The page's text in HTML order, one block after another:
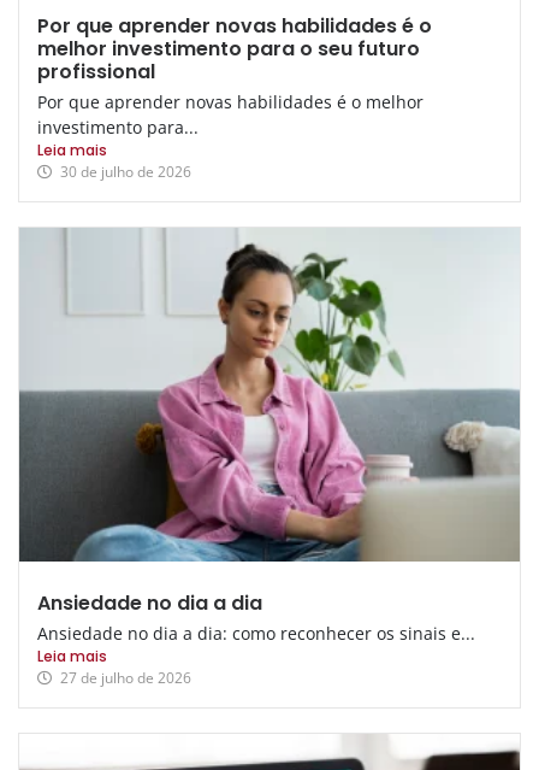
Por que aprender novas habilidades é o
melhor investimento para o seu futuro
profissional
Por que aprender novas habilidades é o melhor
investimento para...
Leia mais
30 de julho de 2026
Ansiedade no dia a dia
Ansiedade no dia a dia: como reconhecer os sinais e...
Leia mais
27 de julho de 2026